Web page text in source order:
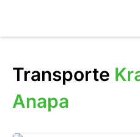
Transporte
Anapa